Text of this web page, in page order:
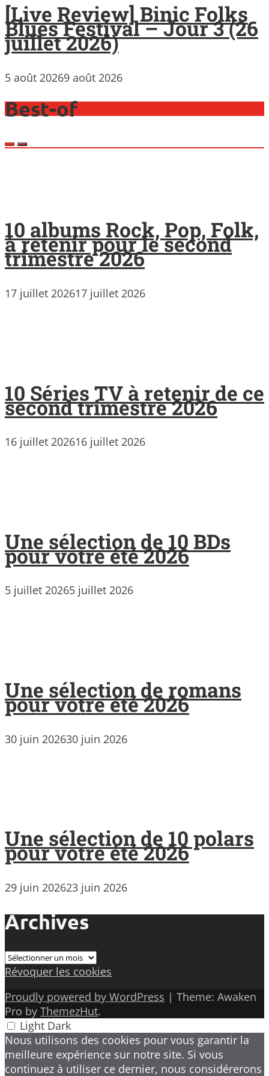
[Live Review] Binic Folks
Blues Festival – Jour 3 (26
juillet 2026)
5 août 20269 août 2026
Best-of
10 albums Rock, Pop, Folk,
à retenir pour le second
trimestre 2026
17 juillet 202617 juillet 2026
10 Séries TV à retenir de ce
second trimestre 2026
16 juillet 202616 juillet 2026
Une sélection de 10 BDs
pour votre été 2026
5 juillet 20265 juillet 2026
Une sélection de romans
pour votre été 2026
30 juin 202630 juin 2026
Une sélection de 10 polars
pour votre été 2026
29 juin 202623 juin 2026
Archives
Archives
Révoquer les cookies
Proudly powered by WordPress | Theme: Awaken
Pro by ThemezHut.
Light Dark
Nous utilisons des cookies pour vous garantir la
meilleure expérience sur notre site. Si vous
continuez à utiliser ce dernier, nous considérerons